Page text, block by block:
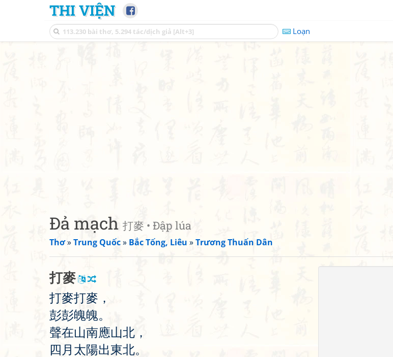
THI VIỆN
Loạn
Đả mạch 打麥 • Đập lúa
Thơ»Trung Quốc» Bắc Tống, Liêu »Trương Thuấn Dân
打麥
打麥打麥 ，
彭彭魄魄。
聲在山南應山北 ，
四 月 太陽出東北。